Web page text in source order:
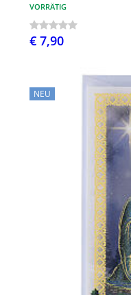
VORRÄTIG
€ 7,90
NEU